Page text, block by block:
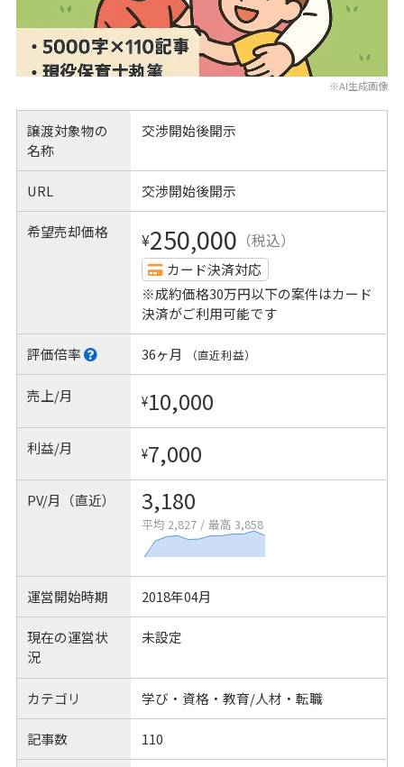
※AI生成画像
譲渡対象物の
名称
交渉開始後開示
URL 交渉開始後開示
希望売却価格 ¥250,000 （税込）
カード決済対応
※成約価格30万円以下の案件はカード
決済がご利用可能です
評価倍率 36ヶ月 （直近利益）
売上/月 ¥10,000
利益/月 ¥7,000
PV/月（直近） 3,180
平均 2,827 / 最高 3,858
運営開始時期 2018年04月
現在の運営状
況
未設定
カテゴリ 学び・資格・教育/人材・転職
記事数 110